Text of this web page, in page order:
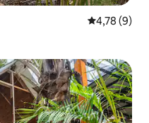
4,78 de
4,78 (9)